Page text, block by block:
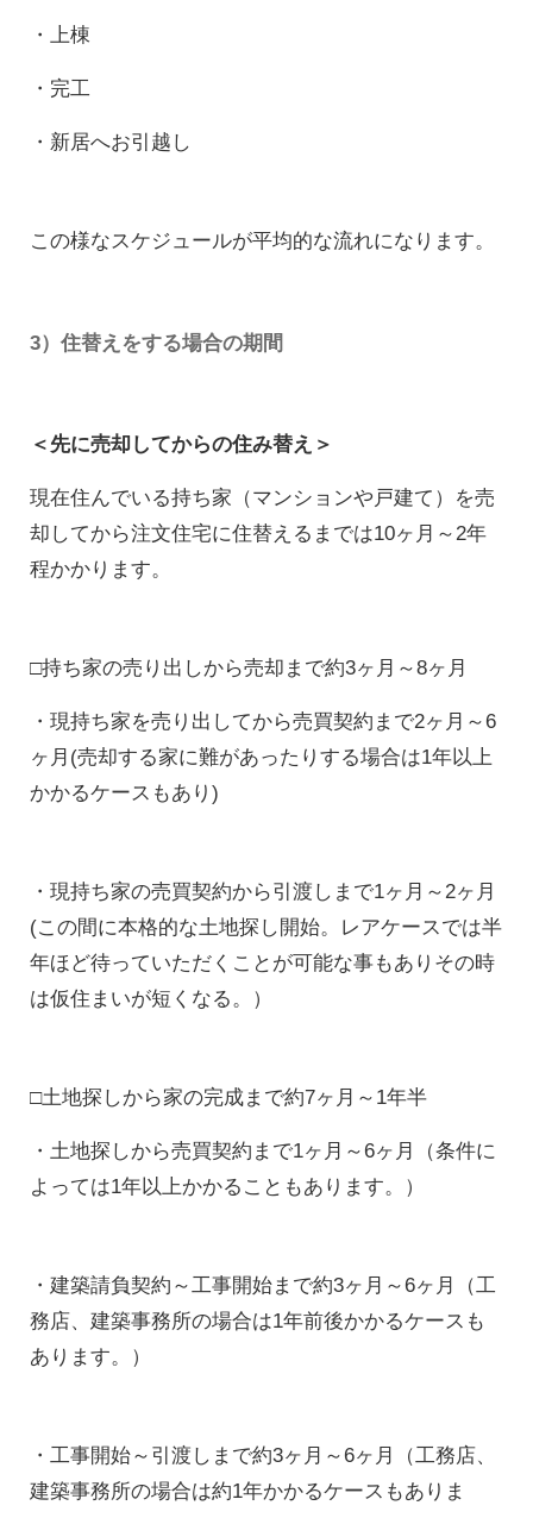
・上棟
・完工
・新居へお引越し
この様なスケジュールが平均的な流れになります。
3）住替えをする場合の期間
＜先に売却してからの住み替え＞
現在住んでいる持ち家（マンションや戸建て）を売
却してから注文住宅に住替えるまでは10ヶ月～2年
程かかります。
□持ち家の売り出しから売却まで約3ヶ月～8ヶ月
・現持ち家を売り出してから売買契約まで2ヶ月～6
ヶ月(売却する家に難があったりする場合は1年以上
かかるケースもあり)
・現持ち家の売買契約から引渡しまで1ヶ月～2ヶ月
(この間に本格的な土地探し開始。レアケースでは半
年ほど待っていただくことが可能な事もありその時
は仮住まいが短くなる。）
□土地探しから家の完成まで約7ヶ月～1年半
・土地探しから売買契約まで1ヶ月～6ヶ月（条件に
よっては1年以上かかることもあります。）
・建築請負契約～工事開始まで約3ヶ月～6ヶ月（工
務店、建築事務所の場合は1年前後かかるケースも
あります。）
・工事開始～引渡しまで約3ヶ月～6ヶ月（工務店、
建築事務所の場合は約1年かかるケースもありま